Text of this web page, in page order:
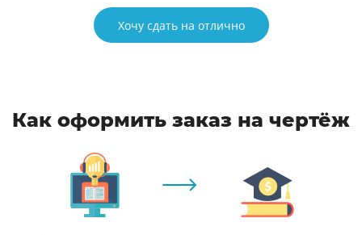
Хочу сдать на отлично
Как оформить заказ на чертёж